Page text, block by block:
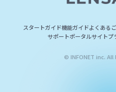
スタートガイド機能ガイドよくある
サポートポータルサイトプ
© INFONET inc. All